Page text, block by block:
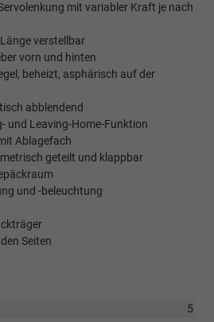
mit variabler Kraft je nach
verstellbar
vorn und hinten
beheizt, asphärisch auf der
abblendend
und Leaving-Home-Funktion
Ablagefach
geteilt und klappbar
und -beleuchtung
Seiten
5